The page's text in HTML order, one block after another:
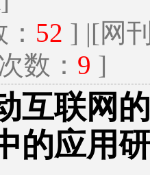
52 ] |[网
数： 9 ]
互联网
的应用